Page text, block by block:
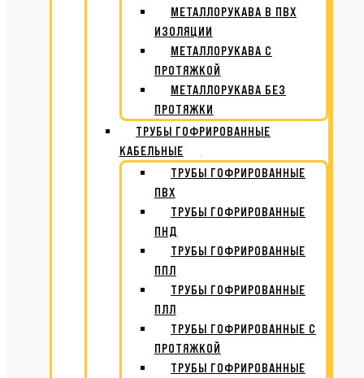
МЕТАЛЛОРУКАВА В ПВХ
ИЗОЛЯЦИИ
МЕТАЛЛОРУКАВА С
ПРОТЯЖКОЙ
МЕТАЛЛОРУКАВА БЕЗ
ПРОТЯЖКИ
ТРУБЫ ГОФРИРОВАННЫЕ
КАБЕЛЬНЫЕ
ТРУБЫ ГОФРИРОВАННЫЕ
ПВХ
ТРУБЫ ГОФРИРОВАННЫЕ
ПНД
ТРУБЫ ГОФРИРОВАННЫЕ
ППЛ
ТРУБЫ ГОФРИРОВАННЫЕ
ПЛЛ
ТРУБЫ ГОФРИРОВАННЫЕ С
ПРОТЯЖКОЙ
ТРУБЫ ГОФРИРОВАННЫЕ